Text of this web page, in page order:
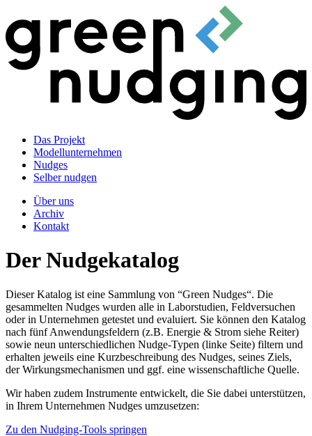
Das Projekt
Modellunternehmen
Nudges
Selber nudgen
Über uns
Archiv
Kontakt
Der Nudgekatalog
Dieser Katalog ist eine Sammlung von “Green Nudges“. Die
gesammelten Nudges wurden alle in Laborstudien, Feldversuchen
oder in Unternehmen getestet und evaluiert. Sie können den Katalog
nach fünf Anwendungsfeldern (z.B. Energie & Strom siehe Reiter)
sowie neun unterschiedlichen Nudge-Typen (linke Seite) filtern und
erhalten jeweils eine Kurzbeschreibung des Nudges, seines Ziels,
der Wirkungsmechanismen und ggf. eine wissenschaftliche Quelle.
Wir haben zudem Instrumente entwickelt, die Sie dabei unterstützen,
in Ihrem Unternehmen Nudges umzusetzen:
Zu den Nudging-Tools springen